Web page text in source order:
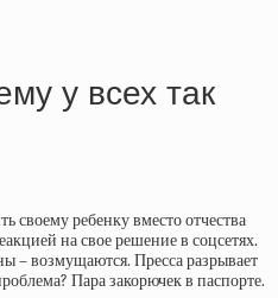
у всех так
своему ребенку вместо отчества
на свое решение в соцсетях.
возмущаются. Пресса разрывает
Пара закорючек в паспорте.